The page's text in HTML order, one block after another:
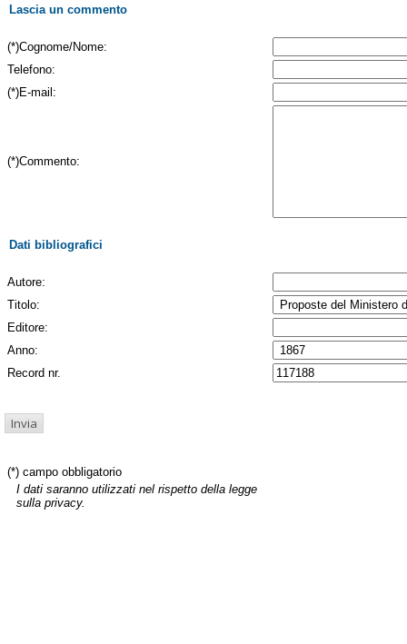
Lascia un commento
(*)Cognome/Nome:
Telefono:
(*)E-mail:
(*)Commento:
Dati bibliografici
Autore:
Titolo:
Editore:
Anno:
Record nr.
(*) campo obbligatorio
I dati saranno utilizzati nel rispetto della legge
sulla privacy.